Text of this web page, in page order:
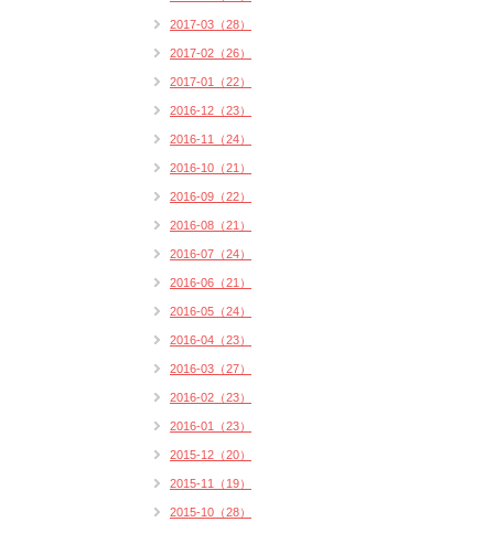
2017-03（28）
2017-02（26）
2017-01（22）
2016-12（23）
2016-11（24）
2016-10（21）
2016-09（22）
2016-08（21）
2016-07（24）
2016-06（21）
2016-05（24）
2016-04（23）
2016-03（27）
2016-02（23）
2016-01（23）
2015-12（20）
2015-11（19）
2015-10（28）